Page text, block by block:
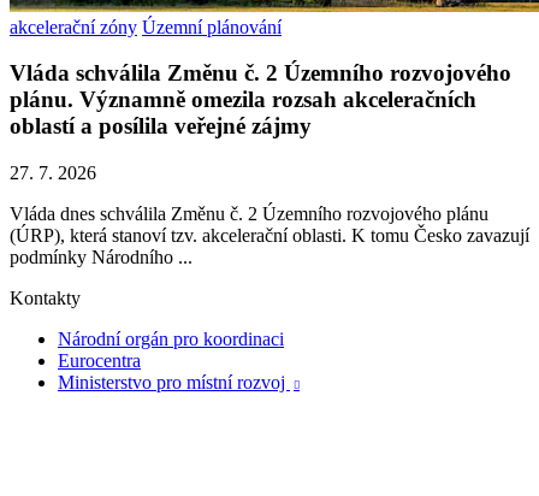
akcelerační zóny Územní plánování
Vláda schválila Změnu č. 2 Územního rozvojového
plánu. Významně omezila rozsah akceleračních
oblastí a posílila veřejné zájmy
27. 7. 2026
Vláda dnes schválila Změnu č. 2 Územního rozvojového plánu
(ÚRP), která stanoví tzv. akcelerační oblasti. K tomu Česko zavazují
podmínky Národního ...
Kontakty
Národní orgán pro koordinaci
Eurocentra
Ministerstvo pro místní rozvoj
